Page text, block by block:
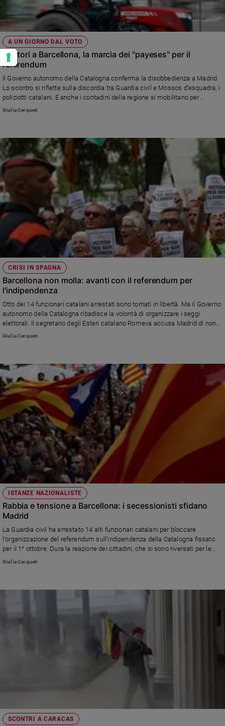
A UN GIORNO DAL VOTO
Trattori a Barcellona, la marcia dei "payeses" per il
referendum
Il Governo autonomo della Catalogna conferma la disobbedienza a Madrid.
Lo scontro si riflette sulla discordia tra Guardia civil e Mossos d'esquadra, i
poliziotti catalani. E anche i contadini della regione si mobilitano per
difendere la consultazione popolare sull'indipendenza.
Giulia Cerqueti
CRISI IN SPAGNA
Barcellona non molla: avanti con il referendum per
l'indipendenza
Otto dei 14 funzionari catalani arrestati sono tornati in libertà. Ma il Governo
autonomo della Catalogna ribadisce la volontà di organizzare i seggi
elettorali. Il segretario degli Esteri catalano Romeva accusa Madrid di non
rispettare la democrazia e chiama in causa l'eredità del franchismo.
Giulia Cerqueti
ISTANZE NAZIONALISTE
Rabbia e tensione a Barcellona: i secessionisti sfidano
Madrid
La Guardia civil ha arrestato 14 alti funzionari catalani per bloccare
l'organizzazione del referendum sull'indipendenza della Catalogna fissato
per il 1° ottobre. Dura la reazione dei cittadini, che si sono riversati per le
strade per protestare contro il Governo centrale.
Giulia Cerqueti
SCONTRI A CARACAS